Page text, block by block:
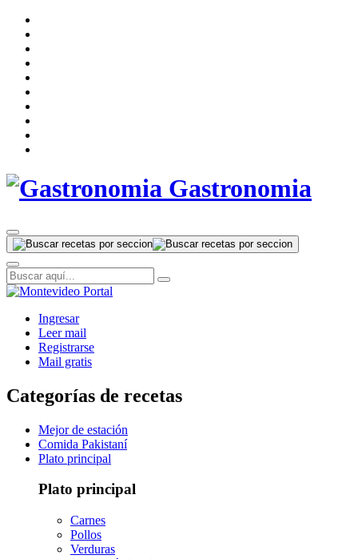
Gastronomia
Ingresar
Leer mail
Registrarse
Mail gratis
Categorías de recetas
Mejor de estación
Comida Pakistaní
Plato principal
Plato principal
Carnes
Pollos
Verduras